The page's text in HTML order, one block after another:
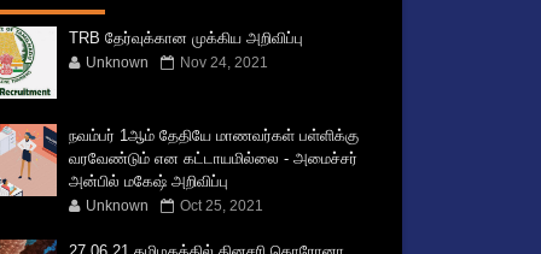
TRB தேர்வுக்கான முக்கிய அறிவிப்பு
Unknown Nov 24, 2021
நவம்பர் 1ஆம் தேதியே மாணவர்கள் பள்ளிக்கு
வரவேண்டும் என கட்டாயமில்லை - அமைச்சர்
அன்பில் மகேஷ் அறிவிப்பு
Unknown Oct 25, 2021